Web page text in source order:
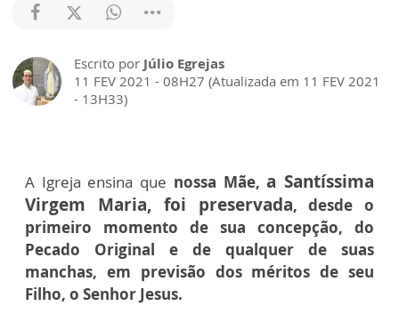
Escrito por Júlio Egrejas
11 FEV 2021 - 08H27 (Atualizada em 11 FEV 2021
- 13H33)
A Igreja ensina que nossa Mãe,a Santíssima
Virgem Maria, foi preservada, desde o
primeiro momento de sua concepção, do
Pecado Original e de qualquer de suas
manchas, em previsão dos méritos de seu
Filho, o Senhor Jesus.